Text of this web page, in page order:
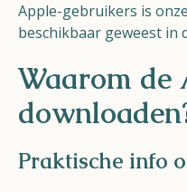
Apple-gebruikers is
beschikbaar geweest in
Waarom de
Praktische info